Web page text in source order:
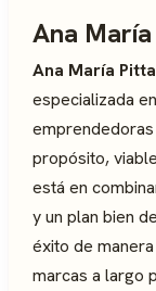
Ana
Ana María
especializada
propósito,
está en
y un plan bien
éxito de
marcas a largo